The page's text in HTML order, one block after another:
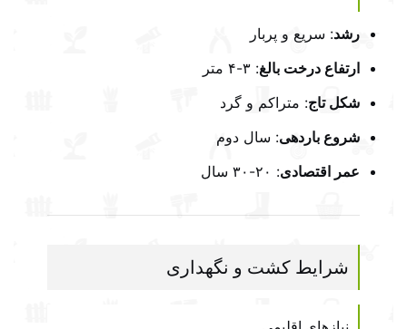
رشد: سریع و پربار
ارتفاع درخت بالغ: ۳-۴ متر
شکل تاج: متراکم و گرد
شروع باردهی: سال دوم
عمر اقتصادی: ۲۰-۳۰ سال
شرایط کشت و نگهداری